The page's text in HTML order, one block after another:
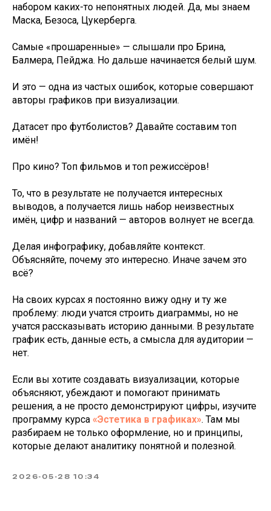
набором каких-то непонятных людей. Да, мы знаем
Маска, Безоса, Цукерберга.
Самые «прошаренные» — слышали про Брина,
Балмера, Пейджа. Но дальше начинается белый шум.
И это — одна из частых ошибок, которые совершают
авторы графиков при визуализации.
Датасет про футболистов? Давайте составим топ
имён!
Про кино? Топ фильмов и топ режиссёров!
То, что в результате не получается интересных
выводов, а получается лишь набор неизвестных
имён, цифр и названий — авторов волнует не всегда.
Делая инфографику, добавляйте контекст.
Объясняйте, почему это интересно. Иначе зачем это
всё?
На своих курсах я постоянно вижу одну и ту же
проблему: люди учатся строить диаграммы, но не
учатся рассказывать историю данными. В результате
график есть, данные есть, а смысла для аудитории —
нет.
Если вы хотите создавать визуализации, которые
объясняют, убеждают и помогают принимать
решения, а не просто демонстрируют цифры, изучите
программу курса «Эстетика в графиках». Там мы
разбираем не только оформление, но и принципы,
которые делают аналитику понятной и полезной.
2026-05-28 10:34